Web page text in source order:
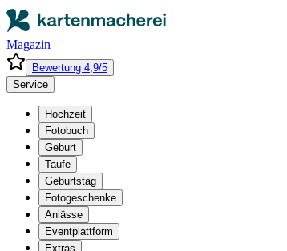
Magazin
Bewertung 4,9/5
Service
Hochzeit
Fotobuch
Geburt
Taufe
Geburtstag
Fotogeschenke
Anlässe
Eventplattform
Extras